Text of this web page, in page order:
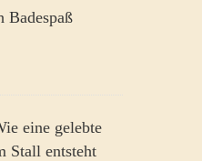
Badespaß
eine gelebte
Stall entsteht